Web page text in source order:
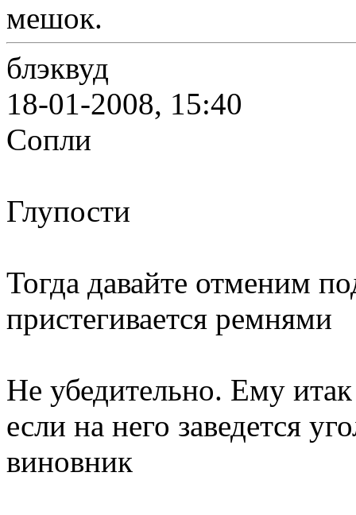
мешок.
блэквуд
18-01-2008, 15:40
Сопли
Глупости
Тогда давайте отменим
пристегивается ремнями
Не убедительно. Ему
если на него заведется
виновник